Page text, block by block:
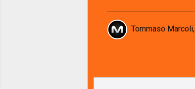
Tommaso Marcoli,